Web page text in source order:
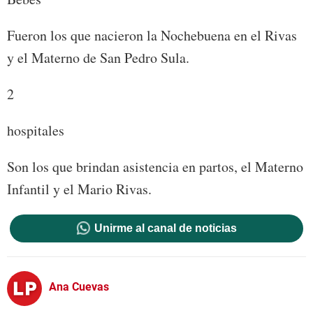
Fueron los que nacieron la Nochebuena en el Rivas
y el Materno de San Pedro Sula.
2
hospitales
Son los que brindan asistencia en partos, el Materno
Infantil y el Mario Rivas.
Unirme al canal de noticias
Ana Cuevas